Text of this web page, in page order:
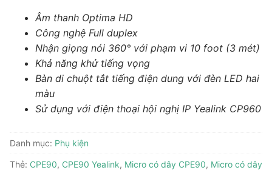
Âm thanh Optima HD
Công nghệ Full duplex
Nhận giọng nói 360° với phạm vi 10 foot (3 mét)
Khả năng khử tiếng vọng
Bàn di chuột tắt tiếng điện dung với đèn LED hai
màu
Sử dụng với điện thoại hội nghị IP Yealink CP960
Danh mục: Phụ kiện
Thẻ: CPE90, CPE90 Yealink, Micro có dây CPE90, Micro có dây